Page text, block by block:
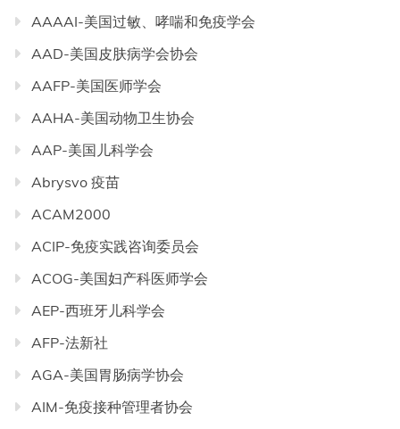
AAAAI-美国过敏、哮喘和免疫学会
AAD-美国皮肤病学会协会
AAFP-美国医师学会
AAHA-美国动物卫生协会
AAP-美国儿科学会
Abrysvo 疫苗
ACAM2000
ACIP-免疫实践咨询委员会
ACOG-美国妇产科医师学会
AEP-西班牙儿科学会
AFP-法新社
AGA-美国胃肠病学协会
AIM-免疫接种管理者协会